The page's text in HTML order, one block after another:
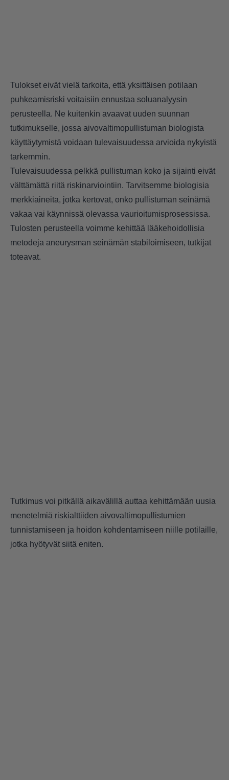
Tulokset eivät vielä tarkoita, että yksittäisen potilaan
puhkeamisriski voitaisiin ennustaa soluanalyysin
perusteella. Ne kuitenkin avaavat uuden suunnan
tutkimukselle, jossa aivovaltimopullistuman biologista
käyttäytymistä voidaan tulevaisuudessa arvioida nykyistä
tarkemmin.
Tulevaisuudessa pelkkä pullistuman koko ja sijainti eivät
välttämättä riitä riskinarviointiin. Tarvitsemme biologisia
merkkiaineita, jotka kertovat, onko pullistuman seinämä
vakaa vai käynnissä olevassa vaurioitumisprosessissa.
Tulosten perusteella voimme kehittää lääkehoidollisia
metodeja aneurysman seinämän stabiloimiseen, tutkijat
toteavat.
Tutkimus voi pitkällä aikavälillä auttaa kehittämään uusia
menetelmiä riskialttiiden aivovaltimopullistumien
tunnistamiseen ja hoidon kohdentamiseen niille potilaille,
jotka hyötyvät siitä eniten.